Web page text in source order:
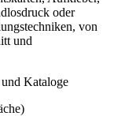
oder
von
und
Kataloge